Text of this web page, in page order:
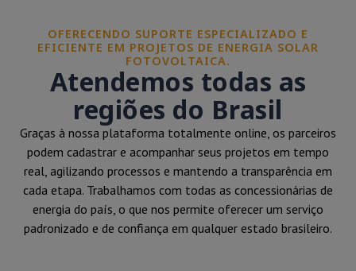
OFERECENDO SUPORTE ESPECIALIZADO E
EFICIENTE EM PROJETOS DE ENERGIA SOLAR
FOTOVOLTAICA.
Atendemos todas as
regiões do Brasil
Graças à nossa plataforma totalmente online, os parceiros
podem cadastrar e acompanhar seus projetos em tempo
real, agilizando processos e mantendo a transparência em
cada etapa. Trabalhamos com todas as concessionárias de
energia do país, o que nos permite oferecer um serviço
padronizado e de confiança em qualquer estado brasileiro.